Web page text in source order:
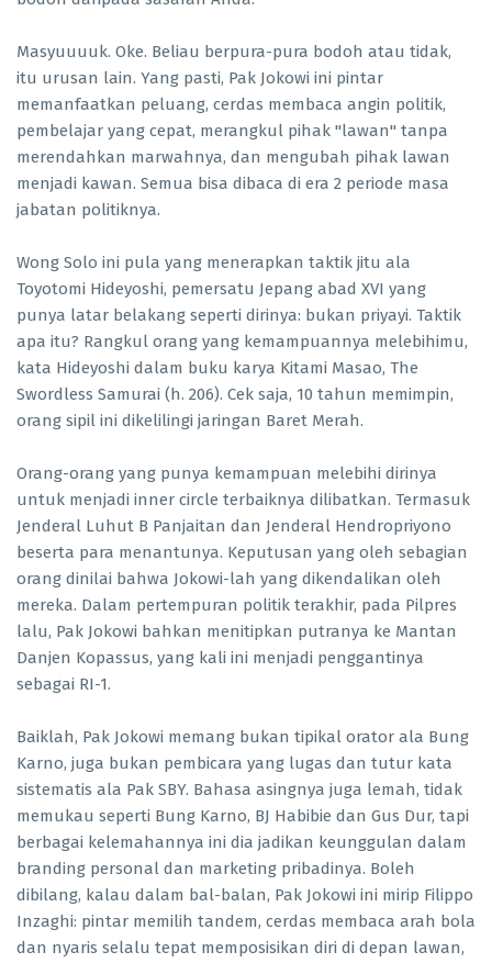
Masyuuuuk. Oke. Beliau berpura-pura bodoh atau tidak,
itu urusan lain. Yang pasti, Pak Jokowi ini pintar
memanfaatkan peluang, cerdas membaca angin politik,
pembelajar yang cepat, merangkul pihak "lawan" tanpa
merendahkan marwahnya, dan mengubah pihak lawan
menjadi kawan. Semua bisa dibaca di era 2 periode masa
jabatan politiknya.
Wong Solo ini pula yang menerapkan taktik jitu ala
Toyotomi Hideyoshi, pemersatu Jepang abad XVI yang
punya latar belakang seperti dirinya: bukan priyayi. Taktik
apa itu? Rangkul orang yang kemampuannya melebihimu,
kata Hideyoshi dalam buku karya Kitami Masao, The
Swordless Samurai (h. 206). Cek saja, 10 tahun memimpin,
orang sipil ini dikelilingi jaringan Baret Merah.
Orang-orang yang punya kemampuan melebihi dirinya
untuk menjadi inner circle terbaiknya dilibatkan. Termasuk
Jenderal Luhut B Panjaitan dan Jenderal Hendropriyono
beserta para menantunya. Keputusan yang oleh sebagian
orang dinilai bahwa Jokowi-lah yang dikendalikan oleh
mereka. Dalam pertempuran politik terakhir, pada Pilpres
lalu, Pak Jokowi bahkan menitipkan putranya ke Mantan
Danjen Kopassus, yang kali ini menjadi penggantinya
sebagai RI-1.
Baiklah, Pak Jokowi memang bukan tipikal orator ala Bung
Karno, juga bukan pembicara yang lugas dan tutur kata
sistematis ala Pak SBY. Bahasa asingnya juga lemah, tidak
memukau seperti Bung Karno, BJ Habibie dan Gus Dur, tapi
berbagai kelemahannya ini dia jadikan keunggulan dalam
branding personal dan marketing pribadinya. Boleh
dibilang, kalau dalam bal-balan, Pak Jokowi ini mirip Filippo
Inzaghi: pintar memilih tandem, cerdas membaca arah bola
dan nyaris selalu tepat memposisikan diri di depan lawan,